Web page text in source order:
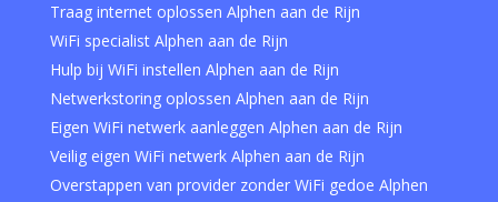
Traag internet oplossen Alphen aan de Rijn
WiFi specialist Alphen aan de Rijn
Hulp bij WiFi instellen Alphen aan de Rijn
Netwerkstoring oplossen Alphen aan de Rijn
Eigen WiFi netwerk aanleggen Alphen aan de Rijn
Veilig eigen WiFi netwerk Alphen aan de Rijn
Overstappen van provider zonder WiFi gedoe Alphen